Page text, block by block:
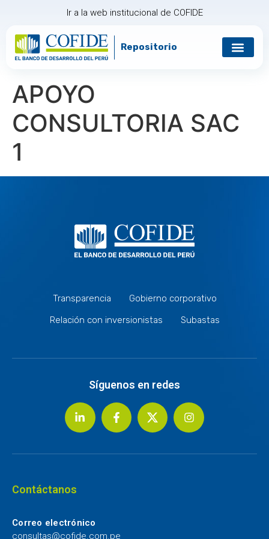
Ir a la web institucional de COFIDE
Repositorio
APOYO
CONSULTORIA SAC
1
Transparencia
Gobierno corporativo
Relación con inversionistas
Subastas
Síguenos en redes
Contáctanos
Correo electrónico
consultas@cofide.com.pe